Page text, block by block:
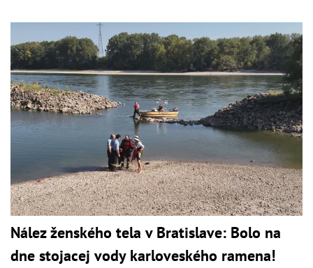
Nález ženského tela v Bratislave: Bolo na
dne stojacej vody karloveského ramena!